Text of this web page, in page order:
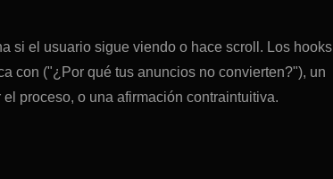
si el usuario sigue viendo o hace scroll. Los hooks
con ("¿Por qué tus anuncios no convierten?"), un
proceso, o una afirmación contraintuitiva.